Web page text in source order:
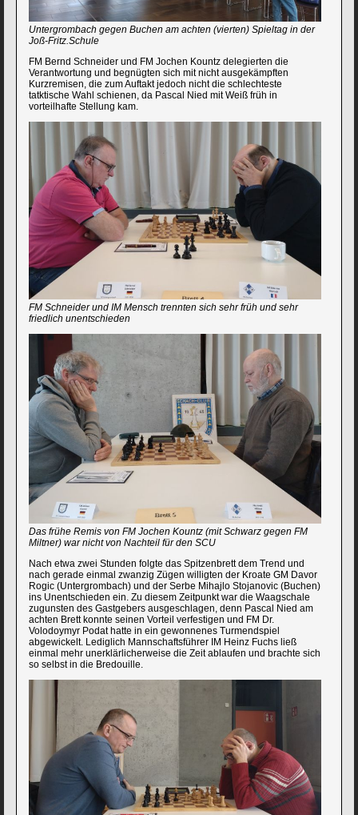
Untergrombach gegen Buchen am achten (vierten) Spieltag in der
Joß-Fritz.Schule
FM Bernd Schneider und FM Jochen Kountz delegierten die
Verantwortung und begnügten sich mit nicht ausgekämpften
Kurzremisen, die zum Auftakt jedoch nicht die schlechteste
tatktische Wahl schienen, da Pascal Nied mit Weiß früh in
vorteilhafte Stellung kam.
FM Schneider und IM Mensch trennten sich sehr früh und sehr
friedlich unentschieden
Das frühe Remis von FM Jochen Kountz (mit Schwarz gegen FM
Miltner) war nicht von Nachteil für den SCU
Nach etwa zwei Stunden folgte das Spitzenbrett dem Trend und
nach gerade einmal zwanzig Zügen willigten der Kroate GM Davor
Rogic (Untergrombach) und der Serbe Mihajlo Stojanovic (Buchen)
ins Unentschieden ein. Zu diesem Zeitpunkt war die Waagschale
zugunsten des Gastgebers ausgeschlagen, denn Pascal Nied am
achten Brett konnte seinen Vorteil verfestigen und FM Dr.
Volodoymyr Podat hatte in ein gewonnenes Turmendspiel
abgewickelt. Lediglich Mannschaftsführer IM Heinz Fuchs ließ
einmal mehr unerklärlicherweise die Zeit ablaufen und brachte sich
so selbst in die Bredouille.